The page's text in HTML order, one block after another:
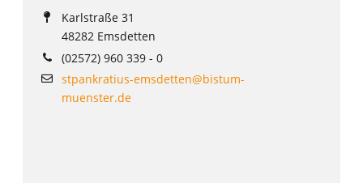
Karlstraße 31
48282 Emsdetten
(02572) 960 339 - 0
stpankratius-emsdetten@bistum-
muenster.de